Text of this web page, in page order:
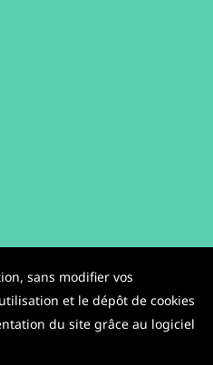
sans modifier vos
et le dépôt de cookies
du site grâce au logiciel